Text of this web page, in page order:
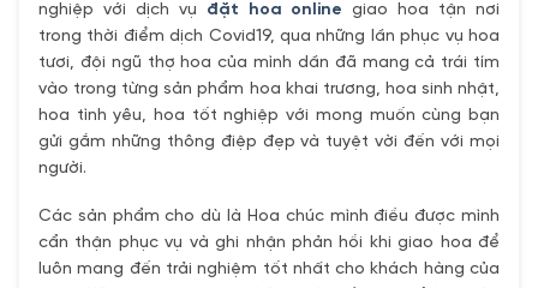
nghiệp với dịch vụ đặt hoa online giao hoa tận nơi
trong thời điểm dịch Covid19, qua những lần phục vụ hoa
tươi, đội ngũ thợ hoa của mình dần đã mang cả trái tím
vào trong từng sản phẩm hoa khai trương, hoa sinh nhật,
hoa tình yêu, hoa tốt nghiệp với mong muốn cùng bạn
gửi gắm những thông điệp đẹp và tuyệt vời đến với mọi
người.
Các sản phẩm cho dù là Hoa chúc mình điều được mình
cẩn thận phục vụ và ghi nhận phản hồi khi giao hoa để
luôn mang đến trải nghiệm tốt nhất cho khách hàng của